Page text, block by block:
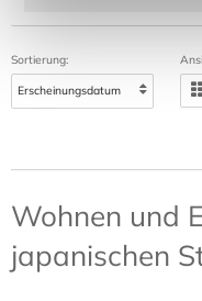
Sortierung:
Wohnen und
japanischen